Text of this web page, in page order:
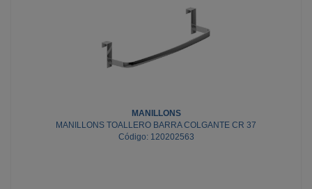
MANILLONS
MANILLONS TOALLERO BARRA COLGANTE CR 37
Código: 120202563